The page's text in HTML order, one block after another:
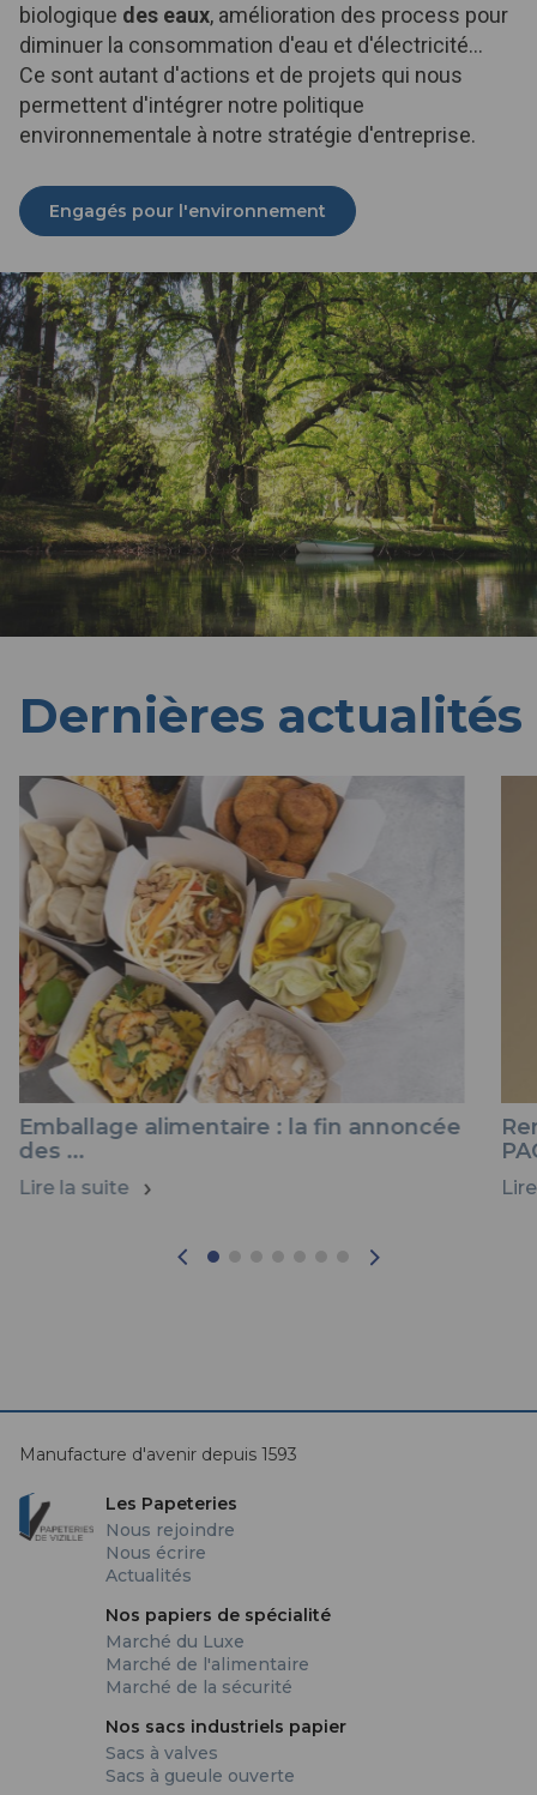
biologique des eaux, amélioration des process pour
diminuer la consommation d'eau et d'électricité...
Ce sont autant d'actions et de projets qui nous
permettent d'intégrer notre politique
environnementale à notre stratégie d'entreprise.
Engagés pour l'environnement
Dernières actualités
Emballage alimentaire : la fin annoncée
des ...
Lire la suite
Manufacture d'avenir depuis 1593
Les Papeteries
Nous rejoindre
Nous écrire
Actualités
Nos papiers de spécialité
Marché du Luxe
Marché de l'alimentaire
Marché de la sécurité
Nos sacs industriels papier
Sacs à valves
Sacs à gueule ouverte